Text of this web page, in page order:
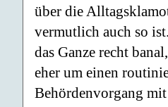
über die
vermutlich auch so
das Ganze recht
eher um einen
Behördenvorgang